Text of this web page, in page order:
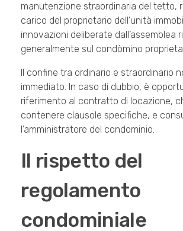
manutenzione straordinaria del tetto,
carico del proprietario dell’unità
innovazioni deliberate dall’assemblea
generalmente sul condòmino
Il confine tra ordinario e straordinario
immediato. In caso di dubbio, è
riferimento al contratto di locazione,
contenere clausole specifiche, e
l’amministratore del condominio.
Il rispetto del
regolamento
condominiale